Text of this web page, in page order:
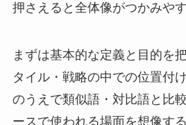
押さえると全体像がつかみや
まずは基本的な定義と目的を
タイル・戦略の中での位置付
のうえで類似語・対比語と比
ースで使われる場面を想像す